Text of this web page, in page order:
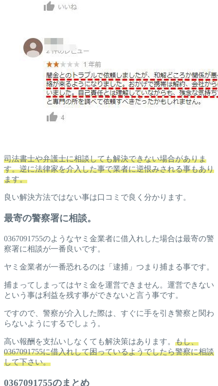
司法書士や弁護士に相談しても解決できない場合がありま
す。逆に法律家を介入した事で業者に逆恨みされる事もあり
ます。
良い解決方法ではない事は口コミで良く分かります。
最寄の警察署に相談。
0367091755のようなヤミ金業者に借入れした場合は最寄の警
察署に相談が一番良いです。
ヤミ金業者が一番恐れるのは「逮捕」つまり捕まる事です。
捕まってしまってはヤミ金を運営できません。運営できない
という事は利益を残す事ができないと言う事です。
ですので、警察が介入した際は、すぐに手を引き警察と関わ
らないようにするでしょう。
高い報酬を支払いしなくても解決策はあります。 もし、
0367091755に借入れして困っているようでしたら警察に相談
して下さい。
0367091755のまとめ